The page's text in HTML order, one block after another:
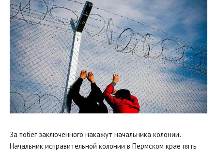
За побег заключенного накажут начальника колонии.
Начальник исправительной колонии в Пермском крае пять